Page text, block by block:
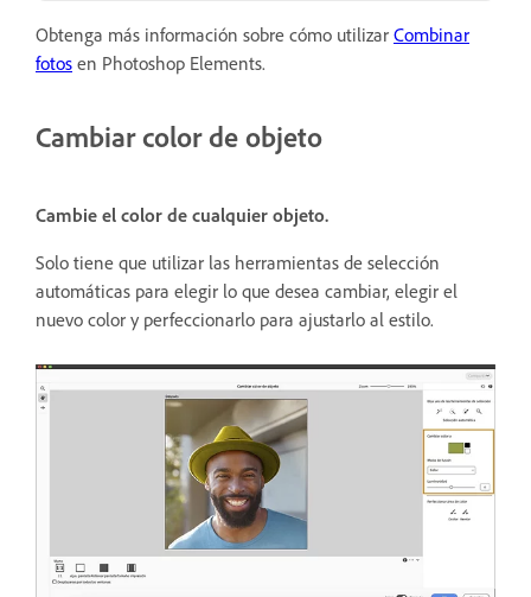
Obtenga más información sobre cómo utilizar Combinar
fotos en Photoshop Elements.
Cambiar color de objeto
Cambie el color de cualquier objeto.
Solo tiene que utilizar las herramientas de selección
automáticas para elegir lo que desea cambiar, elegir el
nuevo color y perfeccionarlo para ajustarlo al estilo.